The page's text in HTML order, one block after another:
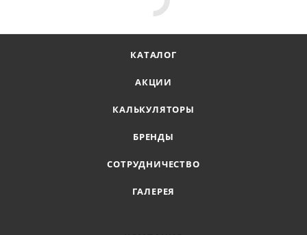
КАТАЛОГ
АКЦИИ
КАЛЬКУЛЯТОРЫ
БРЕНДЫ
СОТРУДНИЧЕСТВО
ГАЛЕРЕЯ